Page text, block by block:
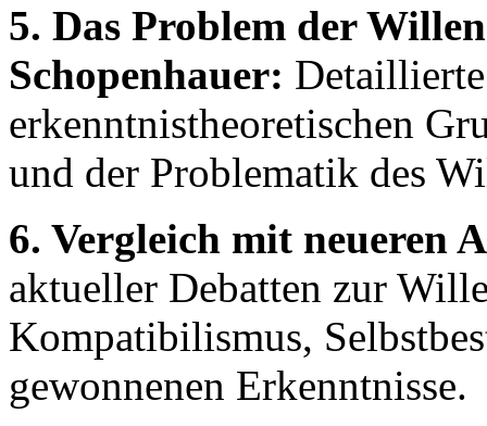
5. Das Problem der
Schopenhauer:
erkenntnistheoretischen
und der Problematik des
6. Vergleich mit neueren
aktueller Debatten zur
Kompatibilismus,
gewonnenen Erkenntnisse.